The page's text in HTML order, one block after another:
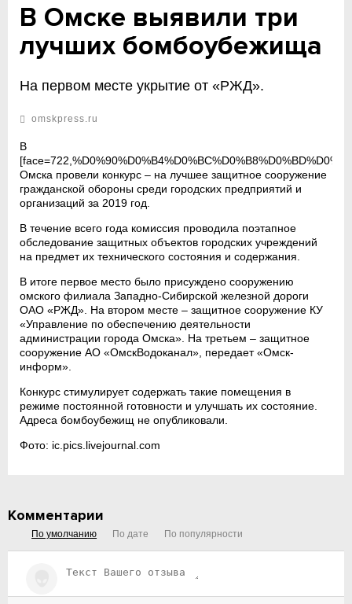
В Омске выявили три
лучших бомбоубежища
На первом месте укрытие от «РЖД».
omskpress.ru
В
Омска провели конкурс – на лучшее защитное сооружение
гражданской обороны среди городских предприятий и
организаций за 2019 год.
В течение всего года комиссия проводила поэтапное
обследование защитных объектов городских учреждений
на предмет их технического состояния и содержания.
В итоге первое место было присуждено сооружению
омского филиала Западно-Сибирской железной дороги
ОАО «РЖД». На втором месте – защитное сооружение КУ
«Управление по обеспечению деятельности
администрации города Омска». На третьем – защитное
сооружение АО «ОмскВодоканал», передает «Омск-
информ».
Конкурс стимулирует содержать такие помещения в
режиме постоянной готовности и улучшать их состояние.
Адреса бомбоубежищ не опубликовали.
Фото: ic.pics.livejournal.com
Комментарии
По умолчанию По дате По популярности